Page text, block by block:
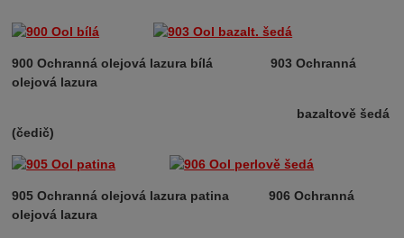
900 Ochranná olejová lazura bílá 903 Ochranná
olejová lazura
bazaltově šedá
(čedič)
905 Ochranná olejová lazura patina 906 Ochranná
olejová lazura